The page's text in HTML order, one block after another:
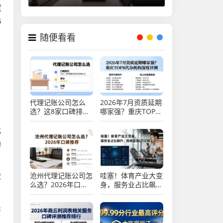
随便看看
代理记账公司怎么
选？这8家口碑排行
告诉你答案，别再踩
2026年7月资质延期
哪家强？重庆TOP8
代办机构深度评测
沧州代理记账公司怎
么选？2026年口碑
推荐
哇塞！体育产业大变
身，服务业占比飙
升，规模直逼5万亿
啦